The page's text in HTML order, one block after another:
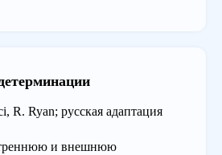
R. Ryan; русская адаптация
и внешнюю